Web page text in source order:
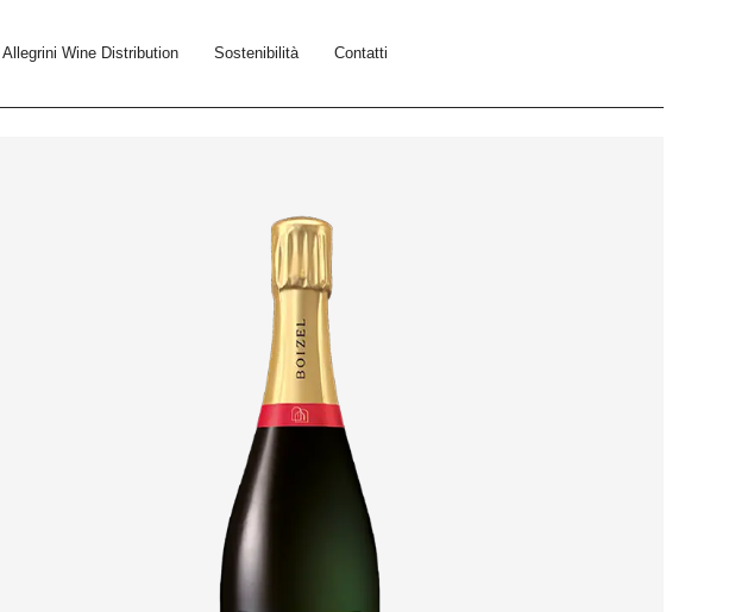
Allegrini Wine Distribution Sostenibilità Contatti